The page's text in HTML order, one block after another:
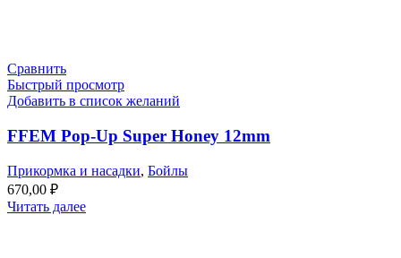
Сравнить
Быстрый просмотр
Добавить в список желаний
FFEM Pop-Up Super Honey 12mm
Прикормка и насадки, Бойлы
670,00 ₽
Читать далее